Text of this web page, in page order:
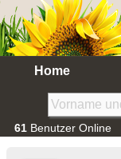
Home
61 Benutzer Online